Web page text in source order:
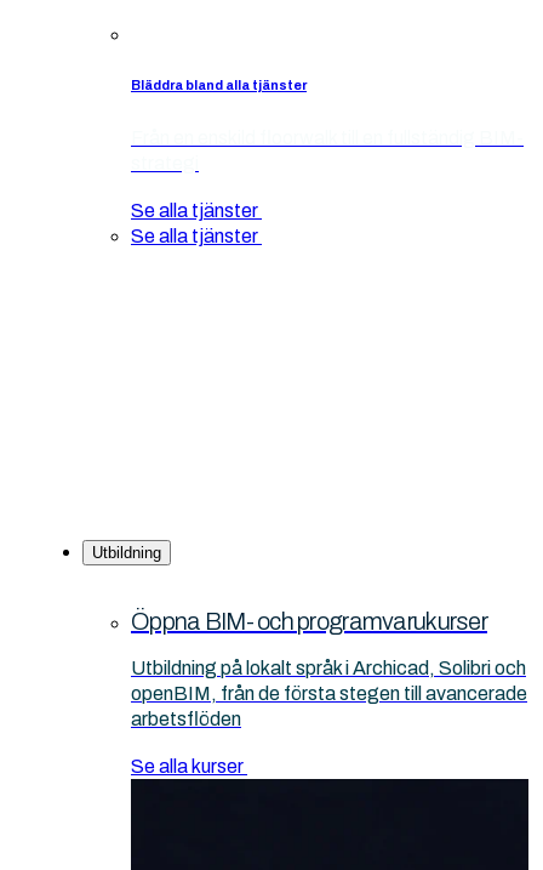
Bläddra bland alla tjänster
Se alla tjänster
Se alla tjänster
Utbildning
Öppna BIM- och programvarukurser
Utbildning på lokalt språk i Archicad, Solibri och
openBIM, från de första stegen till avancerade
arbetsflöden
Se alla kurser